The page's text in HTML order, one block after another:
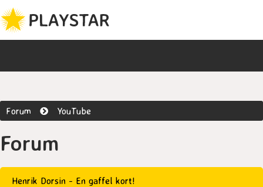
Forum YouTube
Forum
Henrik Dorsin - En gaffel kort!